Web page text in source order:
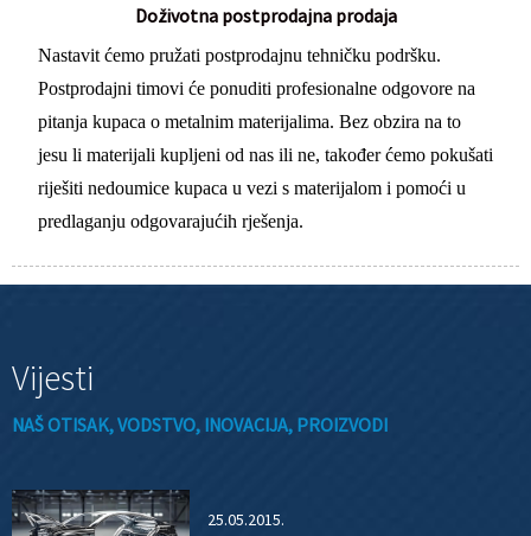
Doživotna postprodajna prodaja
Nastavit ćemo pružati postprodajnu tehničku podršku.
Postprodajni timovi će ponuditi profesionalne odgovore na
pitanja kupaca o metalnim materijalima. Bez obzira na to
jesu li materijali kupljeni od nas ili ne, također ćemo pokušati
riješiti nedoumice kupaca u vezi s materijalom i pomoći u
predlaganju odgovarajućih rješenja.
Vijesti
NAŠ OTISAK, VODSTVO, INOVACIJA, PROIZVODI
25.05.2015.